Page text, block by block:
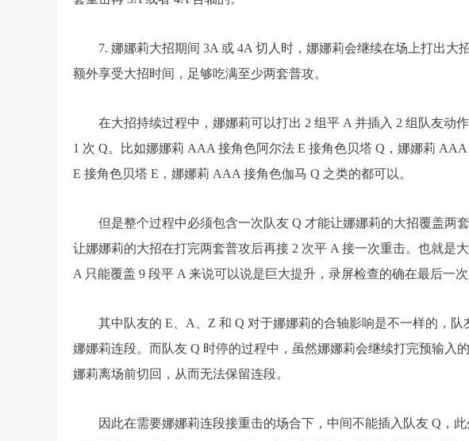
7. 娜娜莉大招期间 3A 或 4A 切人时，娜娜莉会继续在场上打出大
额外享受大招时间，足够吃满至少两套普攻。
在大招持续过程中，娜娜莉可以打出 2 组平 A 并插入 2 组队友动
1 次 Q。比如娜娜莉 AAA 接角色阿尔法 E 接角色贝塔 Q，娜娜莉
E 接角色贝塔 E，娜娜莉 AAA 接角色伽马 Q 之类的都可以。
但是整个过程中必须包含一次队友 Q 才能让娜娜莉的大招覆盖两
让娜娜莉的大招在打完两套普攻后再接 2 次平 A 接一次重击。也就是
A 只能覆盖 9 段平 A 来说可以说是巨大提升，录屏检查的确在最后一
其中队友的 E、A、Z 和 Q 对于娜娜莉的合轴影响是不一样的，
娜娜莉连段。而队友 Q 时停的过程中，虽然娜娜莉会继续打完预输入
娜莉离场前切回，从而无法保留连段。
因此在需要娜娜莉连段接重击的场合下，中间不能插入队友 Q，